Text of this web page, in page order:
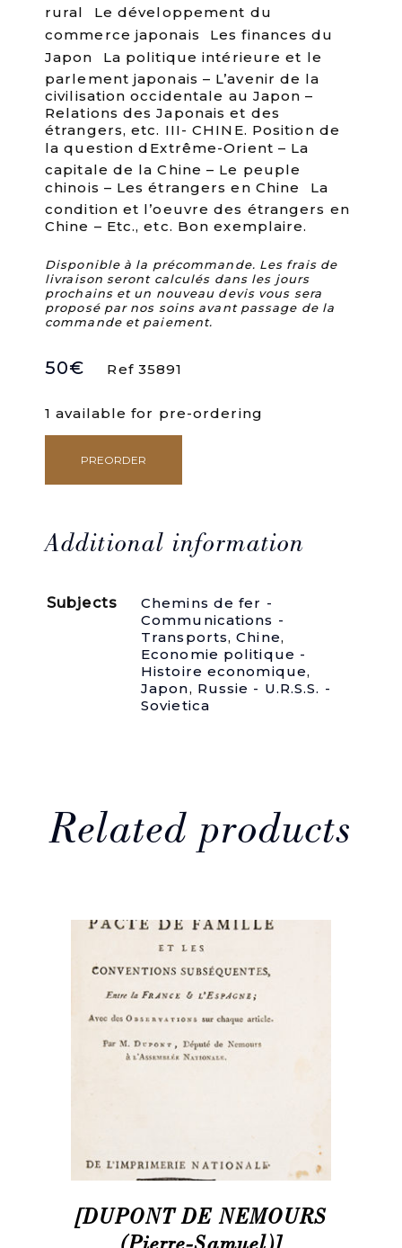
rural  Le développement du
commerce japonais  Les finances du
Japon  La politique intérieure et le
parlement japonais – L’avenir de la
civilisation occidentale au Japon –
Relations des Japonais et des
étrangers, etc. III- CHINE. Position de
la question dExtrême-Orient – La
capitale de la Chine – Le peuple
chinois – Les étrangers en Chine  La
condition et l’oeuvre des étrangers en
Chine – Etc., etc. Bon exemplaire.
Disponible à la précommande. Les frais de
livraison seront calculés dans les jours
prochains et un nouveau devis vous sera
proposé par nos soins avant passage de la
commande et paiement.
50€ Ref 35891
1 available for pre-ordering
rénovation
Sibérie
-
Japon.
PREORDER
Additional information
Subjects
Chemins de fer -
Communications -
Transports,Chine,
Economie politique -
Histoire economique,
Japon, Russie - U.R.S.S. -
Sovietica
Related products
[DUPONT DE NEMOURS